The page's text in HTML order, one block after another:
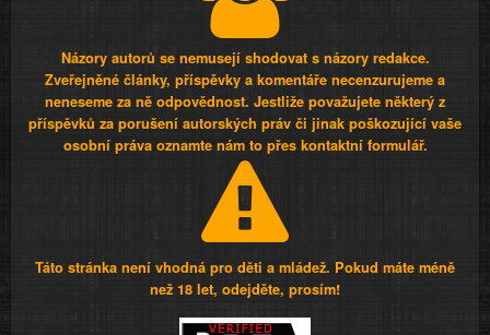
Názory autorů se nemusejí shodovat s názory redakce.
Zveřejněné články, příspěvky a komentáře necenzurujeme a
neneseme za ně odpovědnost. Jestliže považujete některý z
příspěvků za porušení autorských práv či jinak poškozující vaše
osobní práva oznamte nám to přes kontaktní formulář.
Táto stránka není vhodná pro děti a mládež. Pokud máte méně
než 18 let, odejděte, prosím!